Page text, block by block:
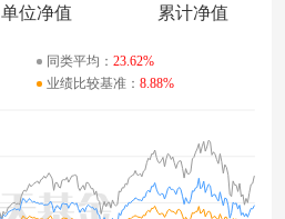
单位净值 累计净值
同类平均： 23.62%
业绩比较基准： 8.88%